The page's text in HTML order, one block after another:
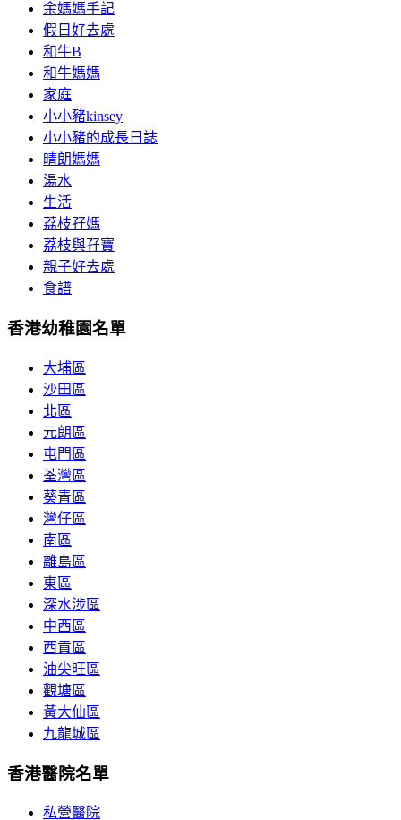
余媽媽手記
假日好去處
和牛B
和牛媽媽
家庭
小小豬kinsey
小小豬的成長日誌
晴朗媽媽
湯水
生活
荔枝孖媽
荔枝與孖寶
親子好去處
食譜
香港幼稚園名單
大埔區
沙田區
北區
元朗區
屯門區
荃灣區
葵青區
灣仔區
南區
離島區
東區
深水涉區
中西區
西貢區
油尖旺區
觀塘區
黃大仙區
九龍城區
香港醫院名單
私營醫院